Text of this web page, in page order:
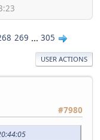
269 ... 305
USER ACTIONS
#7980